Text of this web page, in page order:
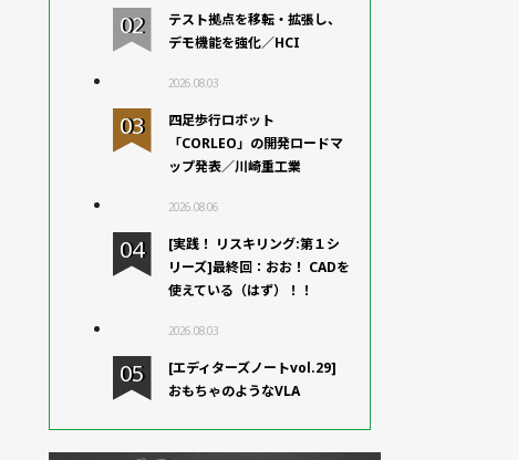
テスト拠点を移転・拡張し、
デモ機能を強化／HCI
2026.08.03
四足歩行ロボット
「CORLEO」の開発ロードマ
ップ発表／川崎重工業
2026.08.06
[実践！ リスキリング:第１シ
リーズ]最終回：おお！ CADを
使えている（はず）！！
2026.08.03
[エディターズノートvol.29]
おもちゃのようなVLA